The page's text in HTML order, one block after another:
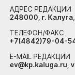
АДРЕС РЕДАКЦИИ
248000, г.
ТЕЛЕФОН/ФАКС
+7(4842)79-04-
E-MAIL РЕДАКЦИИ
ev@kp.kaluga.ru,